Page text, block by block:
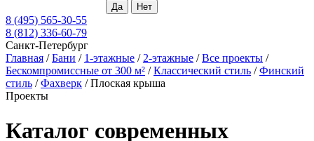
8 (495) 565-30-55
8 (812) 336-60-79
Санкт-Петербург
Главная /Бани / 1-этажные / 2-этажные /Все проекты /
Бескомпромиссные от 300 м² /Классический стиль /Финский
стиль /Фахверк /Плоская крыша
Проекты
Каталог современных